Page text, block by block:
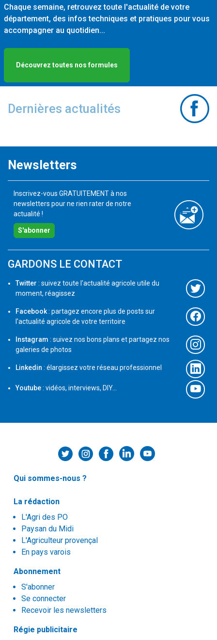
Chaque semaine, retrouvez toute l'actualité de votre
département, des infos techniques et pratiques pour vous
accompagner au quotidien...
Découvrez toutes nos formules
Dernières actualités
Newsletters
Inscrivez-vous GRATUITEMENT à nos
newsletters pour ne rien rater de notre
actualité !
S'abonner
GARDONS LE CONTACT
Twitter : suivez toute l'actualité agricole utile du
moment, réagissez
Facebook: partagez encore plus de posts sur
l'actualité agricole de votre territoire
Instagram : suivez nos bons plans et partagez nos
galeries de photos
Linkedin : élargissez votre réseau professionnel
Youtube: vidéos, interviews, DIY...
Qui sommes-nous ?
La rédaction
L'Agri des PO
Paysan du Midi
L'Agriculteur provençal
En pays varois
Abonnement
S'abonner
Se connecter
Recevoir les newsletters
Régie publicitaire